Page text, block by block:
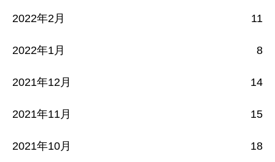
2022年2月 11
2022年1月 8
2021年12月 14
2021年11月 15
2021年10月 18